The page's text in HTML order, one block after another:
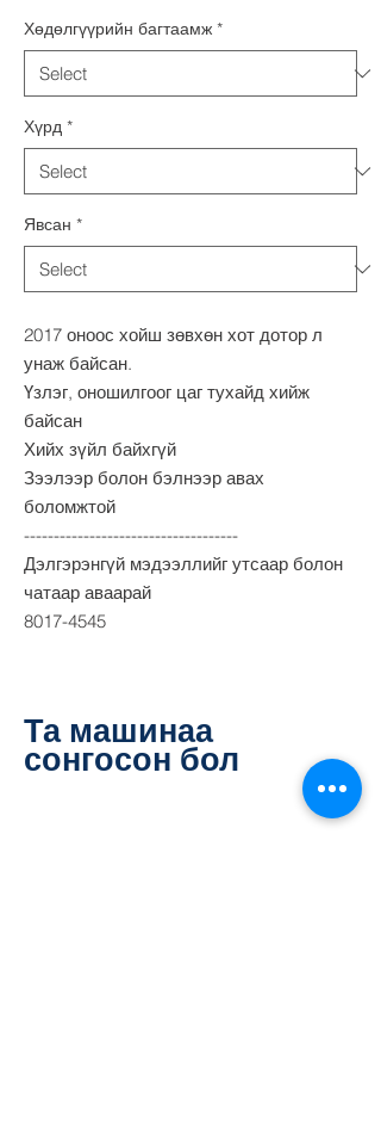
Хөдөлгүүрийн багтаамж *
Хүрд *
Явсан *
2017 оноос хойш зөвхөн хот дотор л
унаж байсан.
Үзлэг, оношилгоог цаг тухайд хийж
байсан
Хийх зүйл байхгүй
Зээлээр болон бэлнээр авах
боломжтой
------------------------------------
Дэлгэрэнгүй мэдээллийг утсаар болон
чатаар аваарай
8017-4545
Та машинаа
сонгосон бол